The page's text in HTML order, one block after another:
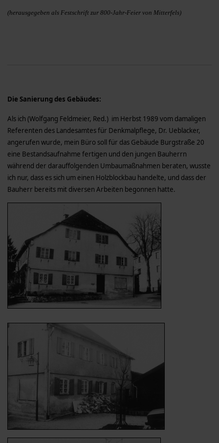
(herausgegeben als Festschrift zur 800-Jahr-Feier von Mitterfels)
Die Sanierung des Gebäudes:
Als ich (Wolfgang Feldmeier, Red.) im Herbst 1989 vom damaligen
Referenten des Landesamtes für Denkmalpflege, Dr. Ueblacker,
angerufen wurde, mein Büro soll für das Gebäude Burgstraße 20
eine Bestandsaufnahme fertigen und den jungen Bauherrn
während der darauffolgenden Umbaumaßnahmen beraten, wusste
ich nur, dass es sich um einen Holzblockbau handelte, und dass der
Bauherr bereits mit diversen Arbeiten begonnen hatte.